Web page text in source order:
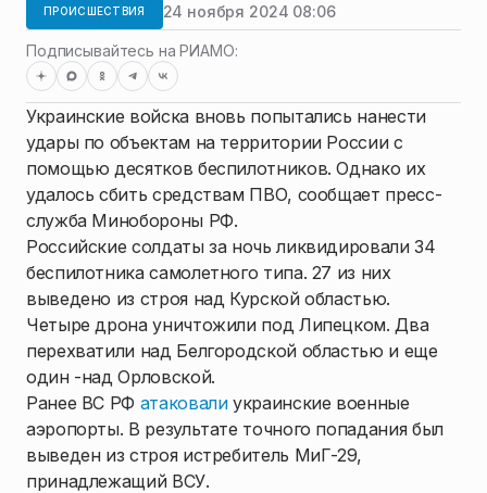
ПРОИСШЕСТВИЯ 24 ноября 2024 08:06
Подписывайтесь на РИАМО:
Украинские войска вновь попытались нанести
удары по объектам на территории России с
помощью десятков беспилотников. Однако их
удалось сбить средствам ПВО, сообщает пресс-
служба Минобороны РФ.
Российские солдаты за ночь ликвидировали 34
беспилотника самолетного типа. 27 из них
выведено из строя над Курской областью.
Четыре дрона уничтожили под Липецком. Два
перехватили над Белгородской областью и еще
один -над Орловской.
Ранее ВС РФ атаковалиукраинские военные
аэропорты. В результате точного попадания был
выведен из строя истребитель МиГ-29,
принадлежащий ВСУ.